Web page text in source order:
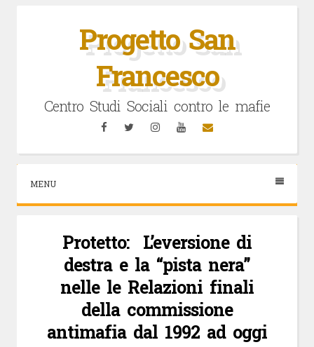
Progetto San
Francesco
Centro Studi Sociali contro le mafie
FacebookTwitterInstagramYouTubeEmail
MENU
Protetto: L’eversione di
destra e la “pista nera”
nelle le Relazioni finali
della commissione
antimafia dal 1992 ad oggi